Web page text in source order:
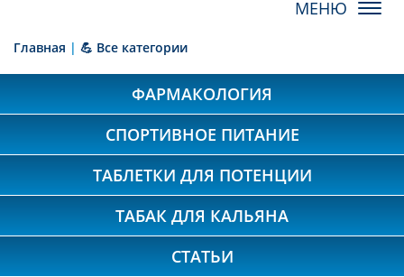
Главная | 💪 Все категории
ФАРМАКОЛОГИЯ
СПОРТИВНОЕ ПИТАНИЕ
ТАБЛЕТКИ ДЛЯ ПОТЕНЦИИ
ТАБАК ДЛЯ КАЛЬЯНА
СТАТЬИ